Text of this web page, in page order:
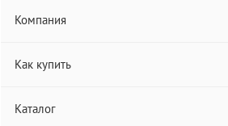
Компания
Как купить
Каталог